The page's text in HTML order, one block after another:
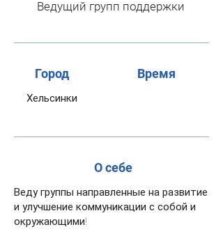
Ведущий групп поддержки
Город
Хельсинки
Время
О себе
Веду группы направленные на развитие
и улучшение коммуникации с собой и
окружающими!